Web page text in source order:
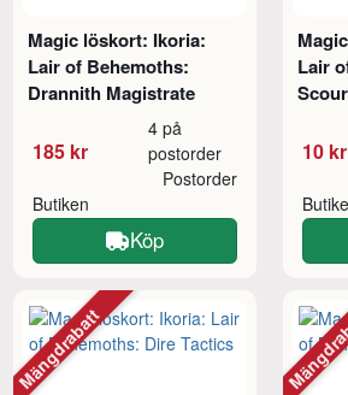
Magic löskort: Ikoria:
Lair of Behemoths:
Drannith Magistrate
185 kr
4 på
postorder
Butiken
Postorder
Köp
Lair
10 kr
Mängdrabatt